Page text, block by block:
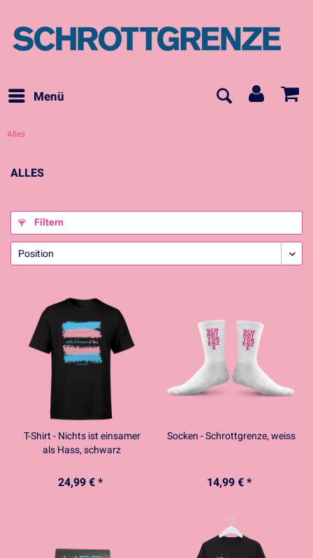
Menü
Alles
ALLES
Filtern
T-Shirt - Nichts ist einsamer
als Hass, schwarz
24,99 € *
Socken - Schrottgrenze, weiss
14,99 € *